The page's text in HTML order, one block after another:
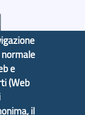
sviluppo locale
a
e
(Web
il